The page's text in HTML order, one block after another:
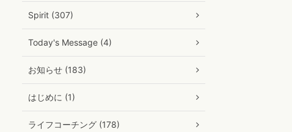
Spirit (307)
Today's Message (4)
お知らせ (183)
はじめに (1)
ライフコーチング (178)